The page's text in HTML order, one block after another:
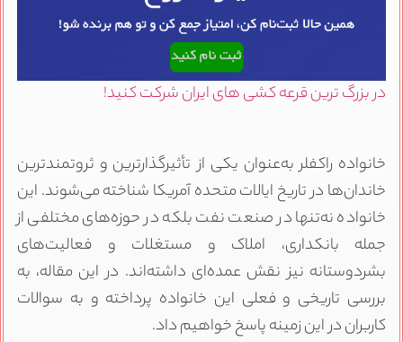
در بزرگ ترین قرعه کشی های ایران شرکت کنید!
خانواده راکفلر به‌عنوان یکی از تأثیرگذارترین و ثروتمندترین
خاندان‌ها در تاریخ ایالات متحده آمریکا شناخته می‌شوند. این
خانواده نه‌تنها در صنعت نفت بلکه در حوزه‌های مختلفی از
جمله بانکداری، املاک و مستغلات و فعالیت‌های
بشردوستانه نیز نقش عمده‌ای داشته‌اند. در این مقاله، به
بررسی تاریخی و فعلی این خانواده پرداخته و به سوالات
کاربران در این زمینه پاسخ خواهیم داد.